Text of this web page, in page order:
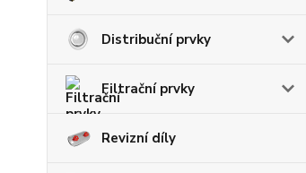
Distribuční prvky
Filtrační prvky
Revizní díly